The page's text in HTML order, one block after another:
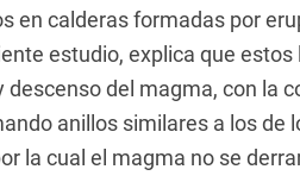
en calderas formadas por
estudio, explica que
descenso del magma, con la
anillos similares a los
la cual el magma no se